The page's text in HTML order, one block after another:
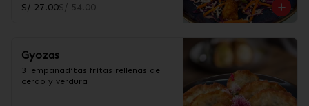
S/ 27.00S/ 54.00
Gyozas
3  empanaditas fritas rellenas de
cerdo y verdura